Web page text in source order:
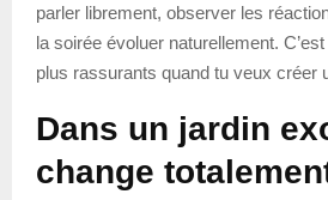
parler librement, observer les
la soirée évoluer naturellement.
plus rassurants quand tu veux créer
Dans un jardin
change